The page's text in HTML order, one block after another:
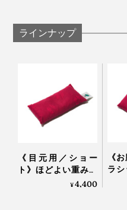
り、本を読んだりできて
やすい人気のカタチです。
をしてくれて、笑ってし
温めるとチェリー種特
が、「この香りが好き」
と苦手」と、スタッフの
香りが気になる方は、一
ちなみに私は、何度か使
焼く前のパン」みたいな
ラインナップ
《目元用／ショー
ト》ほどよい重みと
蒸気で、じんわり気
¥4,400
《
ラシ
重